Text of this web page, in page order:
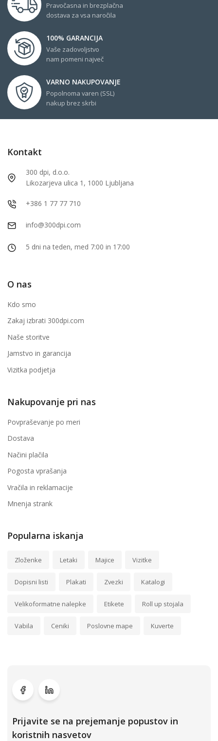
Pravočasna in brezplačna
dostava za vsa naročila
100% GARANCIJA
Vaše zadovoljstvo
nam pomeni največ
VARNO NAKUPOVANJE
Popolnoma varen (SSL)
nakup brez skrbi
Kontakt
300 dpi, d.o.o.
Likozarjeva ulica 1, 1000 Ljubljana
+386 1 77 77 710
info@300dpi.com
5 dni na teden, med 7:00 in 17:00
O nas
Kdo smo
Zakaj izbrati 300dpi.com
Naše storitve
Jamstvo in garancija
Vizitka podjetja
Nakupovanje pri nas
Povpraševanje po meri
Dostava
Načini plačila
Pogosta vprašanja
Vračila in reklamacije
Mnenja strank
Popularna iskanja
Zloženke Letaki Majice Vizitke
Dopisni listi Plakati Zvezki Katalogi
Velikoformatne nalepke Etikete Roll up stojala
Vabila Ceniki Poslovne mape Kuverte
Prijavite se na prejemanje popustov in
koristnih nasvetov